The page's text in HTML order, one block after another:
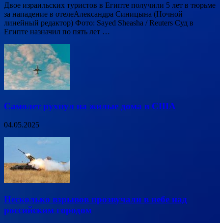
Двое израильских туристов в Египте получили 5 лет в тюрьме
за нападение в отелеАлександра Синицына (Ночной
линейный редактор) Фото: Sayed Sheasha / Reuters Суд в
Египте назначил по пять лет …
Самолет рухнул на жилые дома в США
04.05.2025
Несколько взрывов прозвучали в небе над
российским городом